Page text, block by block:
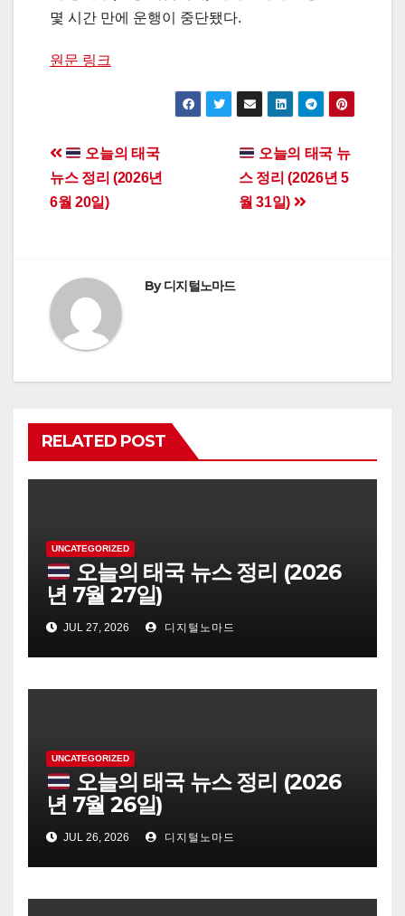
몇 시간 만에 운행이 중단됐다.
원문 링크
Post
navigation
오늘의 태국 뉴
스 정리 (2026년 5
월 31일)
오늘의 태국
뉴스 정리 (2026년
6월 20일)
By디지털노마드
RELATED POST
UNCATEGORIZED
오늘의 태국 뉴스 정리 (2026
년 7월 27일)
JUL 27, 2026 디지털노마드
UNCATEGORIZED
오늘의 태국 뉴스 정리 (2026
년 7월 26일)
JUL 26, 2026 디지털노마드